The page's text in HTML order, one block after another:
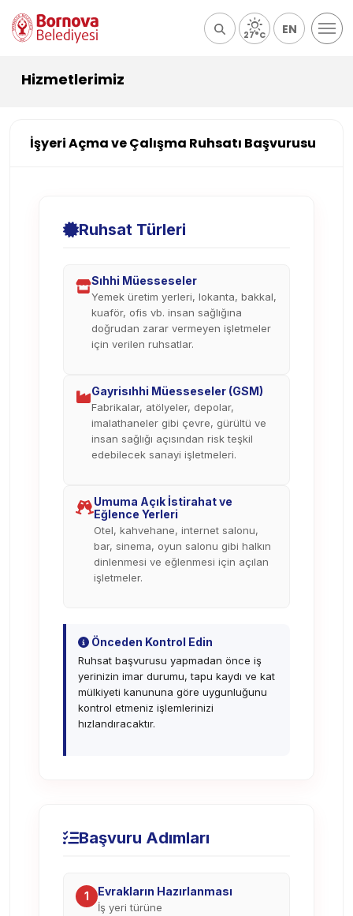
27°C EN
Hizmetlerimiz
İşyeri Açma ve Çalışma Ruhsatı Başvurusu
Ruhsat Türleri
Sıhhi Müesseseler
Yemek üretim yerleri, lokanta, bakkal,
kuaför, ofis vb. insan sağlığına
doğrudan zarar vermeyen işletmeler
için verilen ruhsatlar.
Gayrisıhhi Müesseseler (GSM)
Fabrikalar, atölyeler, depolar,
imalathaneler gibi çevre, gürültü ve
insan sağlığı açısından risk teşkil
edebilecek sanayi işletmeleri.
Umuma Açık İstirahat ve
Eğlence Yerleri
Otel, kahvehane, internet salonu,
bar, sinema, oyun salonu gibi halkın
dinlenmesi ve eğlenmesi için açılan
işletmeler.
Önceden Kontrol Edin
Ruhsat başvurusu yapmadan önce iş
yerinizin imar durumu, tapu kaydı ve kat
mülkiyeti kanununa göre uygunluğunu
kontrol etmeniz işlemlerinizi
hızlandıracaktır.
Başvuru Adımları
1 Evrakların Hazırlanması
İş yeri türüne